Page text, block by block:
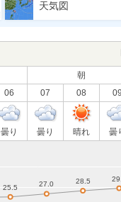
天気図
朝
06 07 08 09
曇り 曇り 晴れ 曇